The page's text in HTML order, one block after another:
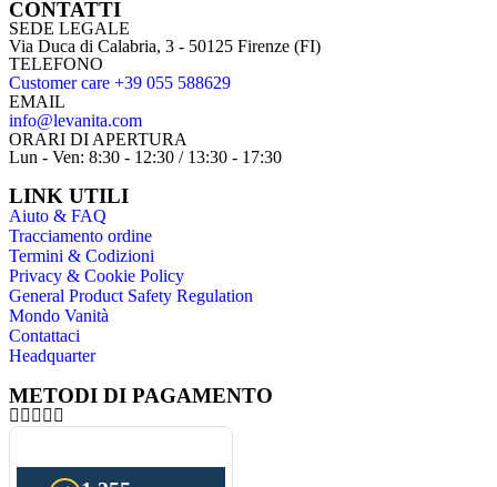
CONTATTI
SEDE LEGALE
Via Duca di Calabria, 3 - 50125 Firenze (FI)
TELEFONO
Customer care +39 055 588629
EMAIL
info@levanita.com
ORARI DI APERTURA
Lun - Ven: 8:30 - 12:30 / 13:30 - 17:30
LINK UTILI
Aiuto & FAQ
Tracciamento ordine
Termini & Codizioni
Privacy & Cookie Policy
General Product Safety Regulation
Mondo Vanità
Contattaci
Headquarter
METODI DI PAGAMENTO